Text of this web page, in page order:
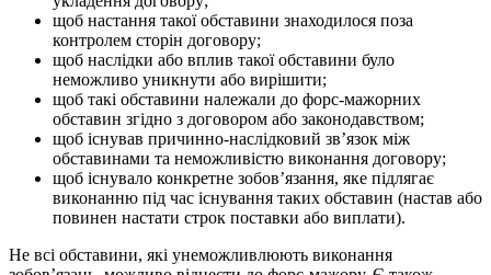
щоб настання такої обставини знаходилося поза
контролем сторін договору;
щоб наслідки або вплив такої обставини було
неможливо уникнути або вирішити;
щоб такі обставини належали до форс-мажорних
обставин згідно з договором або законодавством;
щоб існував причинно-наслідковий зв’язок між
обставинами та неможливістю виконання договору;
щоб існувало конкретне зобов’язання, яке підлягає
виконанню під час існування таких обставин (настав або
повинен настати строк поставки або виплати).
Не всі обставини, які унеможливлюють виконання